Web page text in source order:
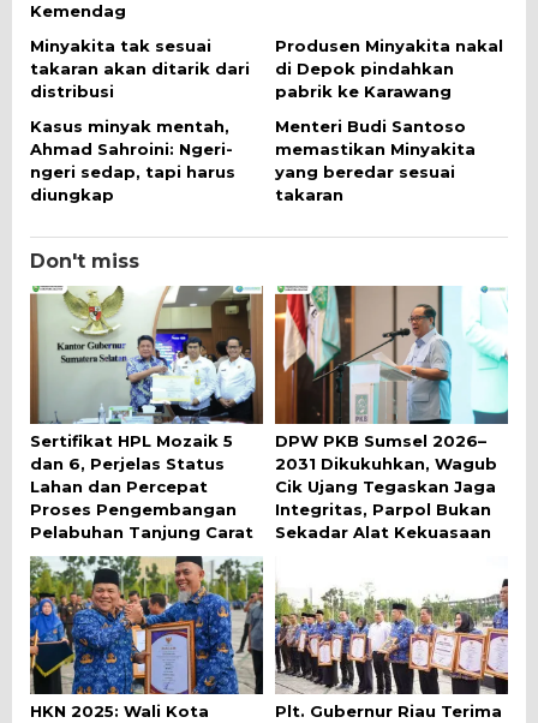
Kemendag
Minyakita tak sesuai
takaran akan ditarik dari
distribusi
Produsen Minyakita nakal
di Depok pindahkan
pabrik ke Karawang
Kasus minyak mentah,
Ahmad Sahroini: Ngeri-
ngeri sedap, tapi harus
diungkap
Menteri Budi Santoso
memastikan Minyakita
yang beredar sesuai
takaran
Don't miss
Sertifikat HPL Mozaik 5
dan 6, Perjelas Status
Lahan dan Percepat
Proses Pengembangan
Pelabuhan Tanjung Carat
DPW PKB Sumsel 2026–
2031 Dikukuhkan, Wagub
Cik Ujang Tegaskan Jaga
Integritas, Parpol Bukan
Sekadar Alat Kekuasaan
HKN 2025: Wali Kota
Plt. Gubernur Riau Terima